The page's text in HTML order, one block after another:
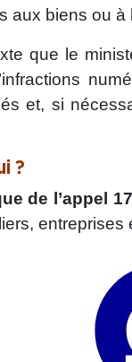
aux biens ou à
que le
et, si
?
de l’appel 17
entreprises